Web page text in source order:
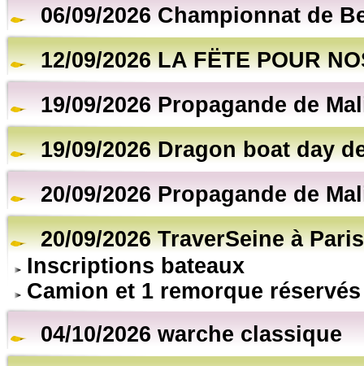
06/09/2026 Championnat de
12/09/2026 LA FËTE POUR
19/09/2026 Propagande de
19/09/2026 Dragon boat day
20/09/2026 Propagande de
20/09/2026 TraverSeine à Paris
Inscriptions bateaux
Camion et 1 remorque réservés
04/10/2026 warche classique